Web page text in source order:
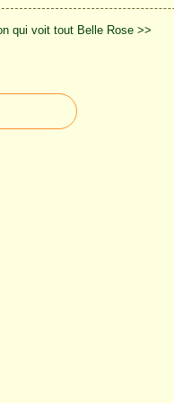
qui voit tout Belle Rose >>